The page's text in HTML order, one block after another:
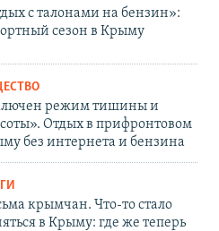
с талонами на бензин»:
сезон в Крыму
режим тишины и
Отдых в прифронтовом
без интернета и бензина
крымчан. Что-то стало
в Крыму: где же теперь